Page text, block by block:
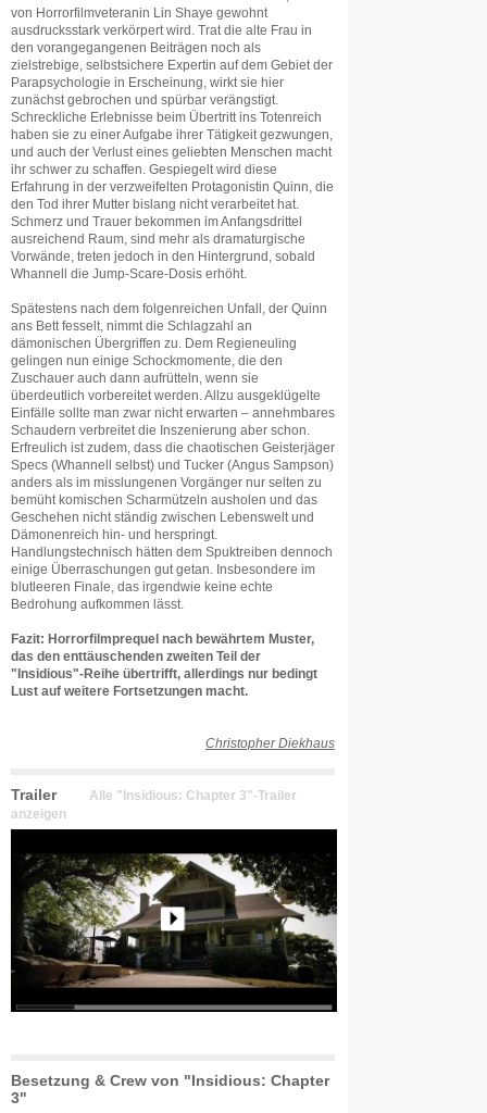
von Horrorfilmveteranin Lin Shaye gewohnt
ausdrucksstark verkörpert wird. Trat die alte Frau in
den vorangegangenen Beiträgen noch als
zielstrebige, selbstsichere Expertin auf dem Gebiet der
Parapsychologie in Erscheinung, wirkt sie hier
zunächst gebrochen und spürbar verängstigt.
Schreckliche Erlebnisse beim Übertritt ins Totenreich
haben sie zu einer Aufgabe ihrer Tätigkeit gezwungen,
und auch der Verlust eines geliebten Menschen macht
ihr schwer zu schaffen. Gespiegelt wird diese
Erfahrung in der verzweifelten Protagonistin Quinn, die
den Tod ihrer Mutter bislang nicht verarbeitet hat.
Schmerz und Trauer bekommen im Anfangsdrittel
ausreichend Raum, sind mehr als dramaturgische
Vorwände, treten jedoch in den Hintergrund, sobald
Whannell die Jump-Scare-Dosis erhöht.
Spätestens nach dem folgenreichen Unfall, der Quinn
ans Bett fesselt, nimmt die Schlagzahl an
dämonischen Übergriffen zu. Dem Regieneuling
gelingen nun einige Schockmomente, die den
Zuschauer auch dann aufrütteln, wenn sie
überdeutlich vorbereitet werden. Allzu ausgeklügelte
Einfälle sollte man zwar nicht erwarten – annehmbares
Schaudern verbreitet die Inszenierung aber schon.
Erfreulich ist zudem, dass die chaotischen Geisterjäger
Specs (Whannell selbst) und Tucker (Angus Sampson)
anders als im misslungenen Vorgänger nur selten zu
bemüht komischen Scharmützeln ausholen und das
Geschehen nicht ständig zwischen Lebenswelt und
Dämonenreich hin- und herspringt.
Handlungstechnisch hätten dem Spuktreiben dennoch
einige Überraschungen gut getan. Insbesondere im
blutleeren Finale, das irgendwie keine echte
Bedrohung aufkommen lässt.
Fazit: Horrorfilmprequel nach bewährtem Muster,
das den enttäuschenden zweiten Teil der
"Insidious"-Reihe übertrifft, allerdings nur bedingt
Lust auf weitere Fortsetzungen macht.
Christopher Diekhaus
Trailer
Alle "Insidious: Chapter 3"-Trailer
anzeigen
Besetzung & Crew von "Insidious: Chapter
3"